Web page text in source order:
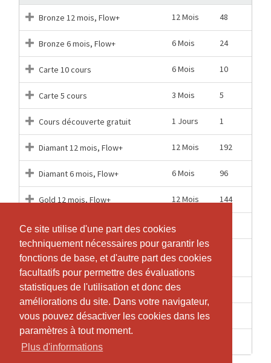
Ce site utilise d'une part des cookies
techniquement nécessaires pour garantir les
fonctions de base, et d'autre part des cookies
facultatifs pour permettre des évaluations
statistiques de l'utilisation et donc des
améliorations du site. Dans votre navigateur,
vous pouvez désactiver les cookies dans les
paramètres à tout moment.
Plus d'informations
Ce site utilise d'une part des cookies
techniquement nécessaires pour garantir les
fonctions de base, et d'autre part des cookies
facultatifs pour permettre des évaluations
statistiques de l'utilisation et donc des
améliorations du site. Dans votre navigateur,
vous pouvez désactiver les cookies dans les
paramètres à tout moment.
Plus d'informations
Bronze 12 mois, Flow+ 12 Mois 48
Bronze 6 mois, Flow+ 6 Mois 24
Carte 10 cours 6 Mois 10
Carte 5 cours 3 Mois 5
Cours découverte gratuit 1 Jours 1
Diamant 12 mois, Flow+ 12 Mois 192
Diamant 6 mois, Flow+ 6 Mois 96
Gold 12 mois, Flow+ 12 Mois 144
Gold 6 mois, Flow+ 6 Mois
Semaine découverte
Semaines
Silver 12 mois, Flow+ 12 Mois
Silver 6 mois, Flow+ 6 Mois
Un cours